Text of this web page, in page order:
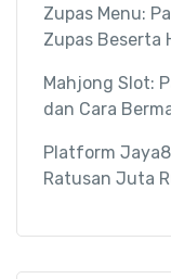
Zupas Menu:
Zupas Beserta
Mahjong Slot:
dan Cara
Platform
Ratusan Juta